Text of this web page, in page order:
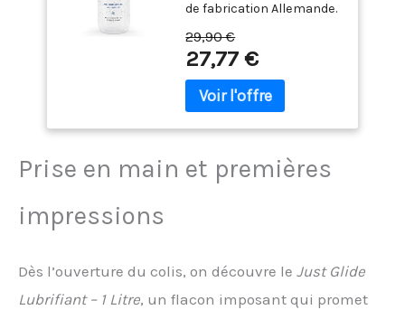
de fabrication Allemande.
avec les préservatifs
Testé
dermatologiquement sur
la peau et les muqueuses,
pour une utilisation anale
et vaginale Contenance : 1
29,90 €
27,77 €
Prise en main et premières
impressions
Dès l’ouverture du colis, on découvre le Just Glide
Lubrifiant – 1 Litre, un flacon imposant qui promet